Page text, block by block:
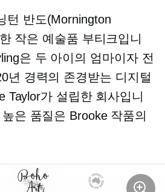
턴 반도(Mornington
작은 예술품 부티크입니
은 두 아이의 엄마이자 전
년 경력의 존경받는 디지털
Taylor가 설립한 회사입니
은 품질은 Brooke 작품의